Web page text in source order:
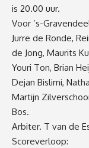
is 20.00 uur.
Voor ’s-
Jurre de Ronde,
de Jong, Maurits
Youri Ton, Brian
Dejan Bislimi,
Martijn
Bos.
Arbiter. T van de
Scoreverloop: